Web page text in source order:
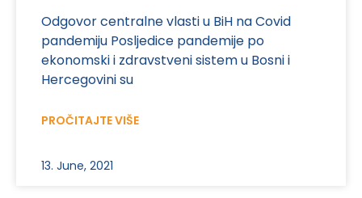
Odgovor centralne vlasti u BiH na Covid
pandemiju Posljedice pandemije po
ekonomski i zdravstveni sistem u Bosni i
Hercegovini su
PROČITAJTE VIŠE
13. June, 2021